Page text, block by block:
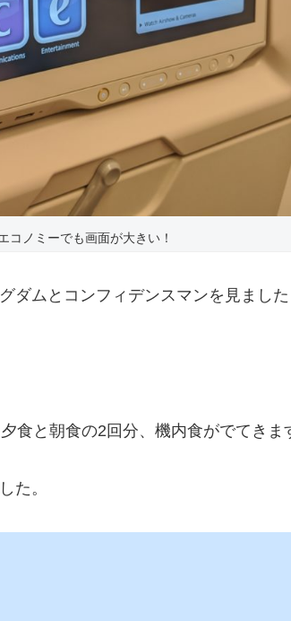
コノミーでも画面が大きい！
ダムとコンフィデンスマンを見ました
と朝食の2回分、機内食がでてきま
た。